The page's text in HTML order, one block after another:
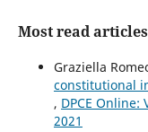
Most read
Graziella
constitutional
, DPCE Online:
2021